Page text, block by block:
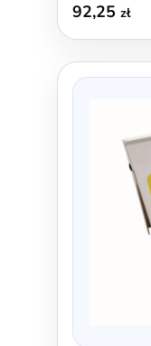
92,25 zł